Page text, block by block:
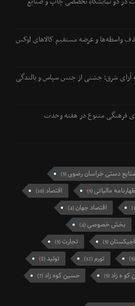
واسطه‌ها و عرضه مستقیم کالاهای لوکس
شرق؛ جشنی از جنس سپاس و بالندگی
فرهنگی متنوع در هفته وحدت
دستی خراسان رضوی(3)
مالیاتی(5) اقتصاد(10)
اقتصاد جهان(4)
بخش خصوصی(4)
(3) تجارت(5)
(5) تورم(12) تولید(8)
ه زاد(5) حسین کوه زاد(7)